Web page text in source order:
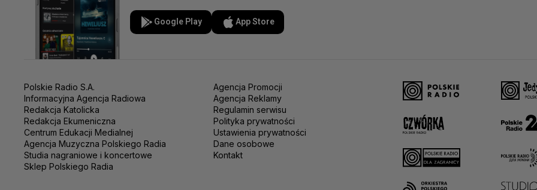
Google Play App Store
Polskie Radio S.A.
Informacyjna Agencja Radiowa
Redakcja Katolicka
Redakcja Ekumeniczna
Centrum Edukacji Medialnej
Agencja Muzyczna Polskiego Radia
Studia nagraniowe i koncertowe
Sklep Polskiego Radia
Agencja Promocji
Agencja Reklamy
Regulamin serwisu
Polityka prywatności
Ustawienia prywatności
Dane osobowe
Kontakt